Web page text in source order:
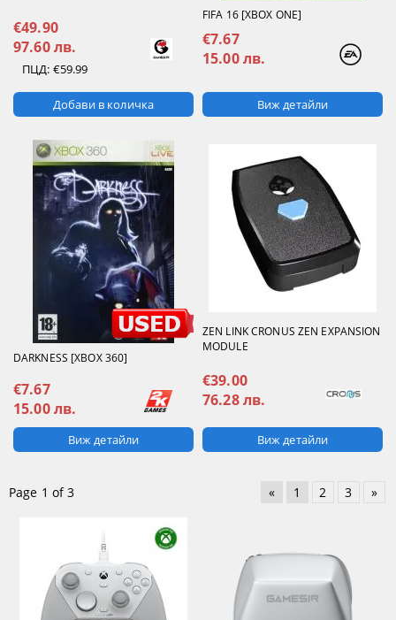
€49.90
97.60 лв.
ПЦД: €59.99
FIFA 16 [XBOX ONE]
€7.67
15.00 лв.
Виж детайли
DARKNESS [XBOX 360]
€7.67
15.00 лв.
Виж детайли
ZEN LINK CRONUS ZEN EXPANSION
MODULE
€39.00
76.28 лв.
Виж детайли
Page 1 of 3 « 1 2 3 »